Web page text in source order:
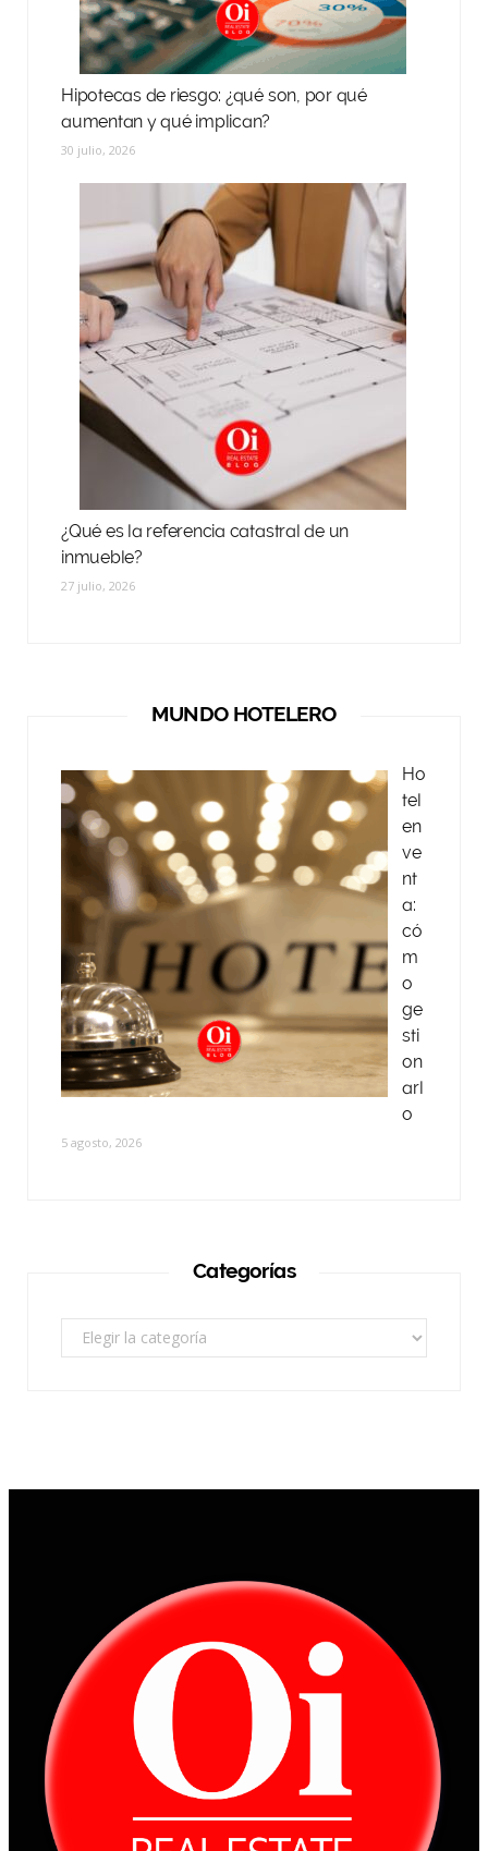
Hipotecas de riesgo: ¿qué son, por qué
aumentan y qué implican?
30 julio, 2026
¿Qué es la referencia catastral de un
inmueble?
27 julio, 2026
MUNDO HOTELERO
Ho
tel
en
ve
nt
a:
có
m
o
ge
sti
on
arl
o
5 agosto, 2026
Categorías
Categorías